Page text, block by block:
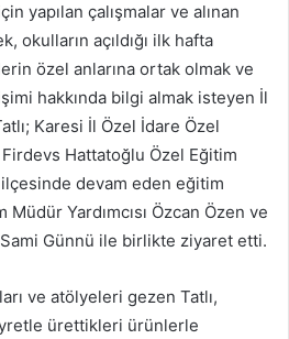
yapılan çalışmalar ve alınan
okulların açıldığı ilk hafta
özel anlarına ortak olmak ve
hakkında bilgi almak isteyen İl
Karesi İl Özel İdare Özel
Hattatoğlu Özel Eğitim
devam eden eğitim
Müdür Yardımcısı Özcan Özen ve
Günnü ile birlikte ziyaret etti.
ve atölyeleri gezen Tatlı,
ürettikleri ürünlerle